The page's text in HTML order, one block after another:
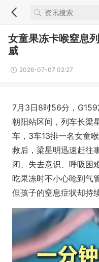
女童果冻卡喉窒息
威
2026-07-07 02:27
7月3日8时56分，
朝阳站区间，列车长梁
车，3车13排一名女童
救后，梁星明迅速赶往
闭、失去意识、呼吸困
吃果冻时不小心呛到气
但孩子的窒息症状却持